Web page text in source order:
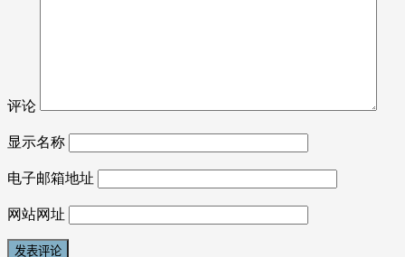
评论
显示名称
电子邮箱地址
网站网址